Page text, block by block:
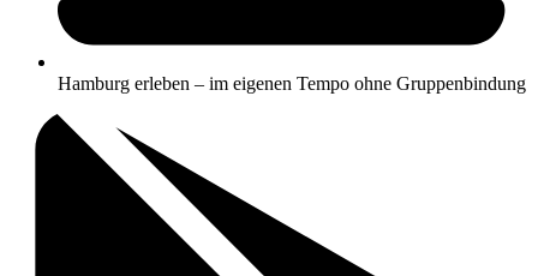
Hamburg erleben – im eigenen Tempo ohne Gruppenbindung